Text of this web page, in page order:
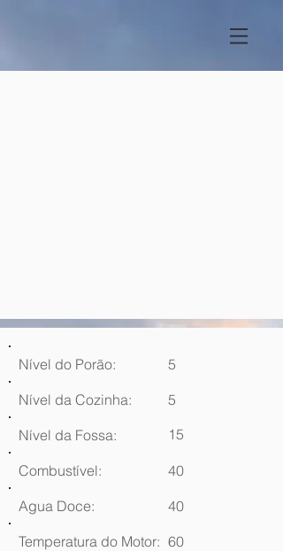
Nível do Porão:
5
Nível da Cozinha:
5
Nível da Fossa:
15
Combustível:
40
Agua Doce:
40
Temperatura do Motor: 60